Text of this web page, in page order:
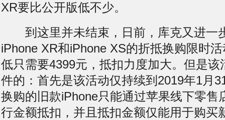
XR要比公开版低不少。
到这里并未结束，日前，库克又进一
iPhone XR和iPhone XS的折抵换购限时
低只需要4399元，抵扣力度加大。但是该
件的：首先是该活动仅持续到2019年1月
换购的旧款iPhone只能通过苹果线下零售
行金额抵扣，并且抵扣金额仅能用于购买